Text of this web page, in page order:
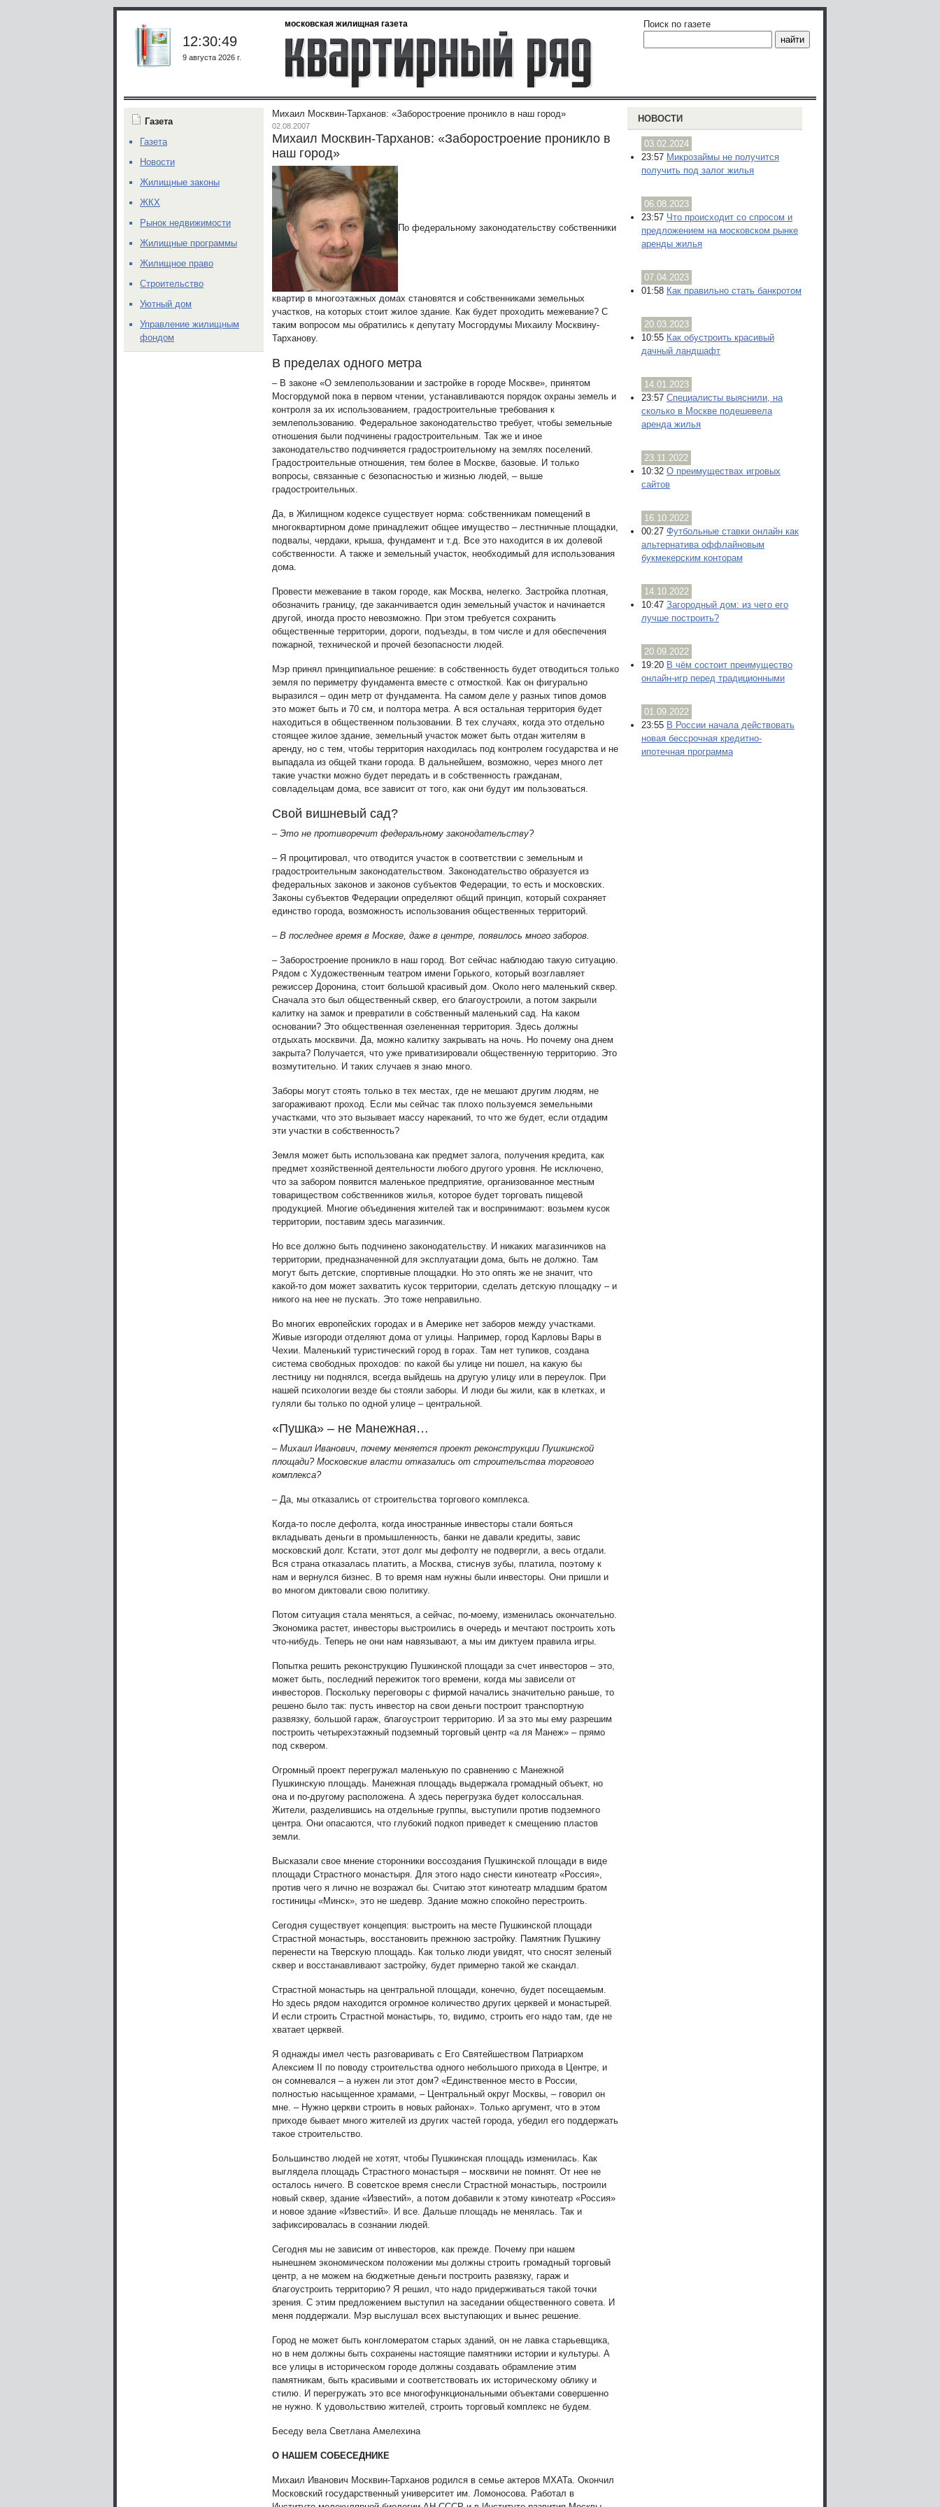
московская жилищная газета
12:30:49
9 августа 2026 г.
Поиск по газете
Михаил Москвин-Тарханов: «Заборостроение проникло в наш город»
02.08.2007
Михаил Москвин-Тарханов: «Заборостроение проникло в
наш город»
По федеральному законодательству собственники
квартир в многоэтажных домах становятся и собственниками земельных
участков, на которых стоит жилое здание. Как будет проходить межевание? С
таким вопросом мы обратились к депутату Мосгордумы Михаилу Москвину-
Тарханову.
В пределах одного метра
– В законе «О землепользовании и застройке в городе Москве», принятом
Мосгордумой пока в первом чтении, устанавливаются порядок охраны земель и
контроля за их использованием, градостроительные требования к
землепользованию. Федеральное законодательство требует, чтобы земельные
отношения были подчинены градостроительным. Так же и иное
законодательство подчиняется градостроительному на землях поселений.
Градостроительные отношения, тем более в Москве, базовые. И только
вопросы, связанные с безопасностью и жизнью людей, – выше
градостроительных.
Да, в Жилищном кодексе существует норма: собственникам помещений в
многоквартирном доме принадлежит общее имущество – лестничные площадки,
подвалы, чердаки, крыша, фундамент и т.д. Все это находится в их долевой
собственности. А также и земельный участок, необходимый для использования
дома.
Провести межевание в таком городе, как Москва, нелегко. Застройка плотная,
обозначить границу, где заканчивается один земельный участок и начинается
другой, иногда просто невозможно. При этом требуется сохранить
общественные территории, дороги, подъезды, в том числе и для обеспечения
пожарной, технической и прочей безопасности людей.
Мэр принял принципиальное решение: в собственность будет отводиться только
земля по периметру фундамента вместе с отмосткой. Как он фигурально
выразился – один метр от фундамента. На самом деле у разных типов домов
это может быть и 70 см, и полтора метра. А вся остальная территория будет
находиться в общественном пользовании. В тех случаях, когда это отдельно
стоящее жилое здание, земельный участок может быть отдан жителям в
аренду, но с тем, чтобы территория находилась под контролем государства и не
выпадала из общей ткани города. В дальнейшем, возможно, через много лет
такие участки можно будет передать и в собственность гражданам,
совладельцам дома, все зависит от того, как они будут им пользоваться.
Свой вишневый сад?
– Это не противоречит федеральному законодательству?
– Я процитировал, что отводится участок в соответствии с земельным и
градостроительным законодательством. Законодательство образуется из
федеральных законов и законов субъектов Федерации, то есть и московских.
Законы субъектов Федерации определяют общий принцип, который сохраняет
единство города, возможность использования общественных территорий.
– В последнее время в Москве, даже в центре, появилось много заборов.
– Заборостроение проникло в наш город. Вот сейчас наблюдаю такую ситуацию.
Рядом с Художественным театром имени Горького, который возглавляет
режиссер Доронина, стоит большой красивый дом. Около него маленький сквер.
Сначала это был общественный сквер, его благоустроили, а потом закрыли
калитку на замок и превратили в собственный маленький сад. На каком
основании? Это общественная озелененная территория. Здесь должны
отдыхать москвичи. Да, можно калитку закрывать на ночь. Но почему она днем
закрыта? Получается, что уже приватизировали общественную территорию. Это
возмутительно. И таких случаев я знаю много.
Заборы могут стоять только в тех местах, где не мешают другим людям, не
загораживают проход. Если мы сейчас так плохо пользуемся земельными
участками, что это вызывает массу нареканий, то что же будет, если отдадим
эти участки в собственность?
Земля может быть использована как предмет залога, получения кредита, как
предмет хозяйственной деятельности любого другого уровня. Не исключено,
что за забором появится маленькое предприятие, организованное местным
товариществом собственников жилья, которое будет торговать пищевой
продукцией. Многие объединения жителей так и воспринимают: возьмем кусок
территории, поставим здесь магазинчик.
Но все должно быть подчинено законодательству. И никаких магазинчиков на
территории, предназначенной для эксплуатации дома, быть не должно. Там
могут быть детские, спортивные площадки. Но это опять же не значит, что
какой-то дом может захватить кусок территории, сделать детскую площадку – и
никого на нее не пускать. Это тоже неправильно.
Во многих европейских городах и в Америке нет заборов между участками.
Живые изгороди отделяют дома от улицы. Например, город Карловы Вары в
Чехии. Маленький туристический город в горах. Там нет тупиков, создана
система свободных проходов: по какой бы улице ни пошел, на какую бы
лестницу ни поднялся, всегда выйдешь на другую улицу или в переулок. При
нашей психологии везде бы стояли заборы. И люди бы жили, как в клетках, и
гуляли бы только по одной улице – центральной.
«Пушка» – не Манежная…
– Михаил Иванович, почему меняется проект реконструкции Пушкинской
площади? Московские власти отказались от строительства торгового
комплекса?
– Да, мы отказались от строительства торгового комплекса.
Когда-то после дефолта, когда иностранные инвесторы стали бояться
вкладывать деньги в промышленность, банки не давали кредиты, завис
московский долг. Кстати, этот долг мы дефолту не подвергли, а весь отдали.
Вся страна отказалась платить, а Москва, стиснув зубы, платила, поэтому к
нам и вернулся бизнес. В то время нам нужны были инвесторы. Они пришли и
во многом диктовали свою политику.
Потом ситуация стала меняться, а сейчас, по-моему, изменилась окончательно.
Экономика растет, инвесторы выстроились в очередь и мечтают построить хоть
что-нибудь. Теперь не они нам навязывают, а мы им диктуем правила игры.
Попытка решить реконструкцию Пушкинской площади за счет инвесторов – это,
может быть, последний пережиток того времени, когда мы зависели от
инвесторов. Поскольку переговоры с фирмой начались значительно раньше, то
решено было так: пусть инвестор на свои деньги построит транспортную
развязку, большой гараж, благоустроит территорию. И за это мы ему разрешим
построить четырехэтажный подземный торговый центр «а ля Манеж» – прямо
под сквером.
Огромный проект перегружал маленькую по сравнению с Манежной
Пушкинскую площадь. Манежная площадь выдержала громадный объект, но
она и по-другому расположена. А здесь перегрузка будет колоссальная.
Жители, разделившись на отдельные группы, выступили против подземного
центра. Они опасаются, что глубокий подкоп приведет к смещению пластов
земли.
Высказали свое мнение сторонники воссоздания Пушкинской площади в виде
площади Страстного монастыря. Для этого надо снести кинотеатр «Россия»,
против чего я лично не возражал бы. Считаю этот кинотеатр младшим братом
гостиницы «Минск», это не шедевр. Здание можно спокойно перестроить.
Сегодня существует концепция: выстроить на месте Пушкинской площади
Страстной монастырь, восстановить прежнюю застройку. Памятник Пушкину
перенести на Тверскую площадь. Как только люди увидят, что сносят зеленый
сквер и восстанавливают застройку, будет примерно такой же скандал.
Страстной монастырь на центральной площади, конечно, будет посещаемым.
Но здесь рядом находится огромное количество других церквей и монастырей.
И если строить Страстной монастырь, то, видимо, строить его надо там, где не
хватает церквей.
Я однажды имел честь разговаривать с Его Святейшеством Патриархом
Алексием II по поводу строительства одного небольшого прихода в Центре, и
он сомневался – а нужен ли этот дом? «Единственное место в России,
полностью насыщенное храмами, – Центральный округ Москвы, – говорил он
мне. – Нужно церкви строить в новых районах». Только аргумент, что в этом
приходе бывает много жителей из других частей города, убедил его поддержать
такое строительство.
Большинство людей не хотят, чтобы Пушкинская площадь изменилась. Как
выглядела площадь Страстного монастыря – москвичи не помнят. От нее не
осталось ничего. В советское время снесли Страстной монастырь, построили
новый сквер, здание «Известий», а потом добавили к этому кинотеатр «Россия»
и новое здание «Известий». И все. Дальше площадь не менялась. Так и
зафиксировалась в сознании людей.
Сегодня мы не зависим от инвесторов, как прежде. Почему при нашем
нынешнем экономическом положении мы должны строить громадный торговый
центр, а не можем на бюджетные деньги построить развязку, гараж и
благоустроить территорию? Я решил, что надо придерживаться такой точки
зрения. С этим предложением выступил на заседании общественного совета. И
меня поддержали. Мэр выслушал всех выступающих и вынес решение.
Город не может быть конгломератом старых зданий, он не лавка старьевщика,
но в нем должны быть сохранены настоящие памятники истории и культуры. А
все улицы в историческом городе должны создавать обрамление этим
памятникам, быть красивыми и соответствовать их историческому облику и
стилю. И перегружать это все многофункциональными объектами совершенно
не нужно. К удовольствию жителей, строить торговый комплекс не будем.
Беседу вела Светлана Амелехина
О НАШЕМ СОБЕСЕДНИКЕ
Михаил Иванович Москвин-Тарханов родился в семье актеров МХАТа. Окончил
Московский государственный университет им. Ломоносова. Работал в
НОВОСТИ
03.02.2024
23:57 Микрозаймы не получится
получить под залог жилья
06.08.2023
23:57 Что происходит со спросом и
предложением на московском рынке
аренды жилья
07.04.2023
01:58 Как правильно стать банкротом
20.03.2023
10:55 Как обустроить красивый
дачный ландшафт
14.01.2023
23:57 Специалисты выяснили, на
сколько в Москве подешевела
аренда жилья
23.11.2022
10:32 О преимуществах игровых
сайтов
16.10.2022
00:27 Футбольные ставки онлайн как
альтернатива оффлайновым
букмекерским конторам
14.10.2022
10:47 Загородный дом: из чего его
лучше построить?
20.09.2022
19:20 В чём состоит преимущество
онлайн-игр перед традиционными
01.09.2022
23:55 В России начала действовать
новая бессрочная кредитно-
ипотечная программа
Газета
Газета
Новости
Жилищные законы
ЖКХ
Рынок недвижимости
Жилищные программы
Жилищное право
Строительство
Уютный дом
Управление жилищным
фондом